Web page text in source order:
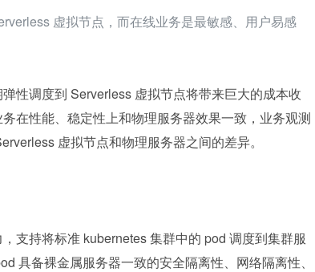
虚拟节点，而在线业务是最敏感、用户易感
性调度到 Serverless 虚拟节点将带来巨大的成本收
在性能、稳定性上和物理服务器效果一致，业务观测
虚拟节点和物理服务器之间的差异。
支持将标准 kubernetes 集群中的 pod 调度到集群服
具备裸金属服务器一致的安全隔离性、网络隔离性、